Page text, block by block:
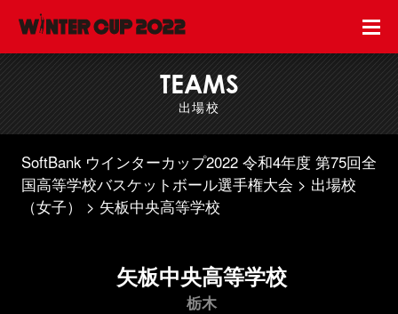
TEAMS
出場校
SoftBank ウインターカップ2022 令和4年度 第75回全
国高等学校バスケットボール選手権大会
出場校
（女子）
矢板中央高等学校
矢板中央高等学校
栃木